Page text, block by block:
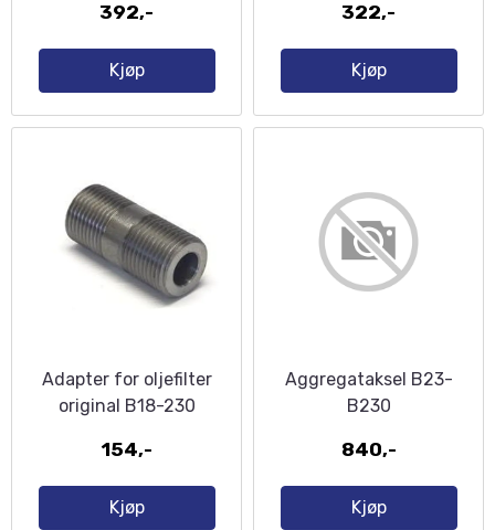
392,-
Kjøp
322,-
Kjøp
Adapter for oljefilter
original B18-230
154,-
Kjøp
Aggregataksel B23-
B230
840,-
Kjøp